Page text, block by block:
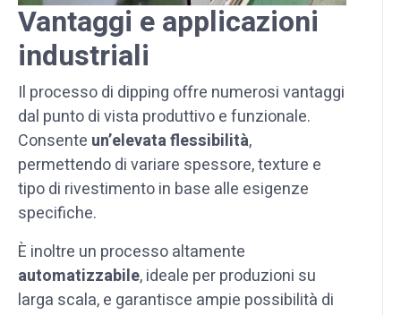
Vantaggi e applicazioni
industriali
Il processo di dipping offre numerosi vantaggi
dal punto di vista produttivo e funzionale.
Consente un’elevataflessibilità,
permettendo di variare spessore, texture e
tipo di rivestimento in base alle esigenze
specifiche.
È inoltre un processo altamente
automatizzabile, ideale per produzioni su
larga scala, e garantisce ampie possibilità di